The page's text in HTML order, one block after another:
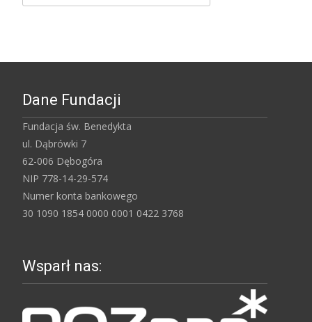
for:
Dane Fundacji
Fundacja św. Benedykta
ul. Dąbrówki 7
62-006 Dębogóra
NIP 778-14-29-574
Numer konta bankowego
30 1090 1854 0000 0001 0422 3768
Wsparł nas: